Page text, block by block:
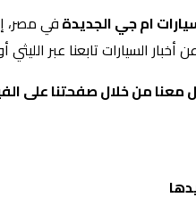
ام جي الجديدةفي مصر،
معنا من خلال صفحتنا على